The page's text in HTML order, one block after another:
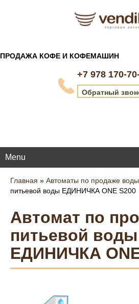
ПРОДАЖА КОФЕ И КОФЕМАШИН
+7 978 170-
Обратный
Menu
Главная » Автоматы по продаже воды
питьевой воды ЕДИНИЧКА ONE S200
Автомат по
питьевой воды
ЕДИНИЧКА